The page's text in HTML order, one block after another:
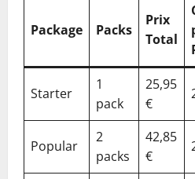
Package Packs
Prix
Total
Starter
1
pack
25,95
€
Popular
2
packs
42,85
€